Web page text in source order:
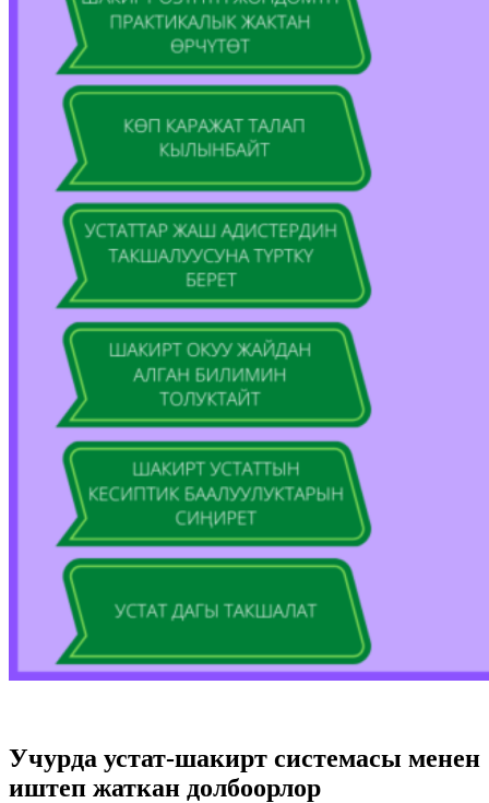
Учурда устат-шакирт системасы менен
иштеп жаткан долбоорлор